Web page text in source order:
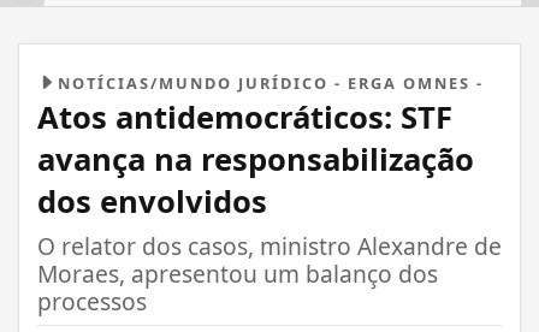
NOTÍCIAS/MUNDO JURÍDICO - ERGA OMNES -
Atos antidemocráticos: STF
avança na responsabilização
dos envolvidos
O relator dos casos, ministro Alexandre de
Moraes, apresentou um balanço dos
processos